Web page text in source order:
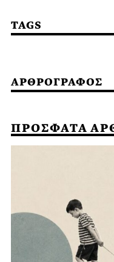
TAGS
ΑΡΘΡΟΓΡΑΦΟΣ
ΠΡΟΣΦΑΤΑ